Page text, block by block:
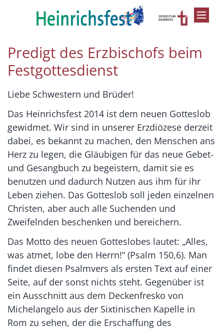
Predigt des Erzbischofs beim
Festgottesdienst
Liebe Schwestern und Brüder!
Das Heinrichsfest 2014 ist dem neuen Gotteslob
gewidmet. Wir sind in unserer Erzdiözese derzeit
dabei, es bekannt zu machen, den Menschen ans
Herz zu legen, die Gläubigen für das neue Gebet-
und Gesangbuch zu begeistern, damit sie es
benutzen und dadurch Nutzen aus ihm für ihr
Leben ziehen. Das Gotteslob soll jeden einzelnen
Christen, aber auch alle Suchenden und
Zweifelnden beschenken und bereichern.
Das Motto des neuen Gotteslobes lautet: „Alles,
was atmet, lobe den Herrn!“ (Psalm 150,6). Man
findet diesen Psalmvers als ersten Text auf einer
Seite, auf der sonst nichts steht. Gegenüber ist
ein Ausschnitt aus dem Deckenfresko von
Michelangelo aus der Sixtinischen Kapelle in
Rom zu sehen, der die Erschaffung des